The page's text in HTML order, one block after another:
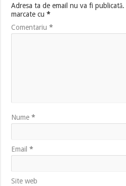
Adresa ta de email nu va fi publicată.
marcate cu*
Comentariu*
Nume*
Email*
Site web